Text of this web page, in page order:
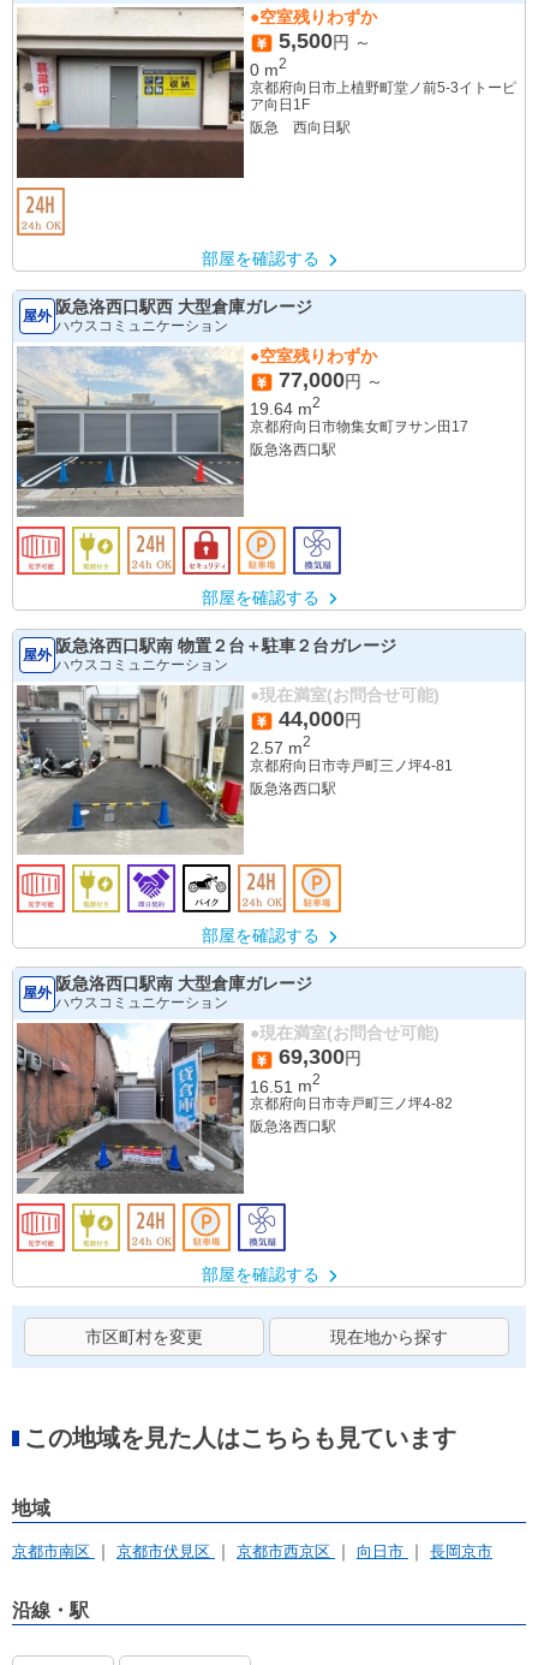
●空室残りわずか
5,500円 ～
0 m2
京都府向日市上植野町堂ノ前5-3イトーピ
ア向日1F
阪急 西向日駅
部屋を確認する
屋外 阪急洛西口駅西 大型倉庫ガレージ
ハウスコミュニケーション
●空室残りわずか
77,000円 ～
19.64 m2
京都府向日市物集女町ヲサン田17
阪急洛西口駅
部屋を確認する
屋外 阪急洛西口駅南 物置２台＋駐車２台ガレージ
ハウスコミュニケーション
●現在満室(お問合せ可能)
44,000円
2.57 m2
京都府向日市寺戸町三ノ坪4-81
阪急洛西口駅
部屋を確認する
屋外 阪急洛西口駅南 大型倉庫ガレージ
ハウスコミュニケーション
●現在満室(お問合せ可能)
69,300円
16.51 m2
京都府向日市寺戸町三ノ坪4-82
阪急洛西口駅
部屋を確認する
市区町村を変更 現在地から探す
この地域を見た人はこちらも見ています
地域
京都市南区 京都市伏見区 京都市西京区 向日市 長岡京市
沿線・駅